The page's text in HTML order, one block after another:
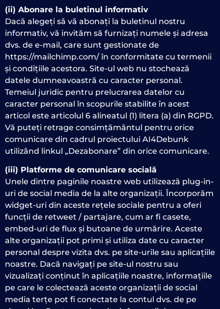
(ii) Abonare la buletinul informativ
Dacă alegeți să vă abonați la buletinul nostru
informativ, vă invităm să furnizați numele și adresa
dvs. de e-mail, care sunt gestionate de
https://mailchimp.com/ în conformitate cu termenii
și condițiile acestora. Site-ul web nu stochează
datele dumneavoastră cu caracter personal.
Temeiul juridic pentru prelucrarea datelor cu
caracter personal în scopurile stabilite în acest
articol este articolul 6 alineatul (1) litera (a) din RGPD.
Vă puteți retrage consimțământul pentru orice
comunicare din cadrul proiectului AI4Debunk
utilizând linkul „Dezabonare” din orice comunicare.
(iii) Platforme de comunicare socială
Unele dintre paginile noastre web utilizează plug-in-
uri de social media de la alte organizații. Încorporăm
widget-uri din aceste rețele sociale pentru a oferi
funcții de retweet / partajare, cum ar fi casete,
embed-uri de flux și butoane de urmărire. Aceste
alte organizații pot primi și utiliza date cu caracter
personal despre vizita dvs. pe site-urile sau aplicațiile
noastre. Dacă navigați pe site-ul nostru sau
vizualizați conținut în aplicațiile noastre, informațiile
pe care le colectează aceste organizații de social
media terțe pot fi conectate la contul dvs. de pe